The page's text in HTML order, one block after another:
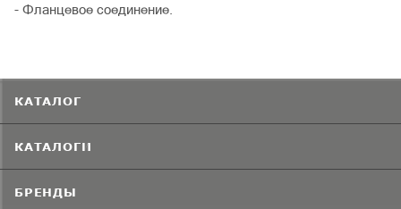
- Фланцевое соединение.
КАТАЛОГ
КАТАЛОГИ
БРЕНДЫ